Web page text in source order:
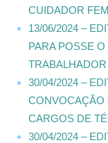
CUIDADOR
13/06/2024 –
PARA POSSE
30/04/2024 –
CONVOCAÇÃO
CARGOS DE
30/04/2024 –